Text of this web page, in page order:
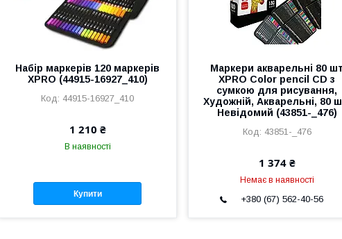
Набір маркерів 120 маркерів
XPRO (44915-16927_410)
44915-16927_410
1 210 ₴
В наявності
Купити
Маркери акварельні 80 шт
XPRO Color pencil CD з
сумкою для рисування,
Художній, Акварельні, 80
Невідомий (43851-_476)
43851-_476
1 374 ₴
Немає в наявності
+380 (67) 562-40-56